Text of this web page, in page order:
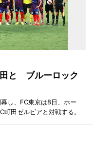
と ブルーロック
し、FC東京は8日、ホー
田ゼルビアと対戦する。